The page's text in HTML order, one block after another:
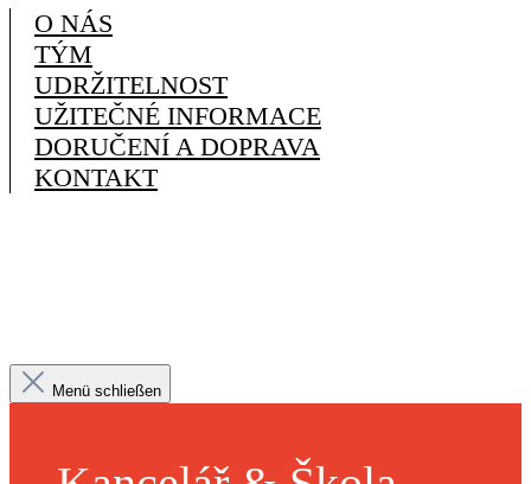
O NÁS
TÝM
UDRŽITELNOST
UŽITEČNÉ INFORMACE
DORUČENÍ A DOPRAVA
KONTAKT
Menü schließen